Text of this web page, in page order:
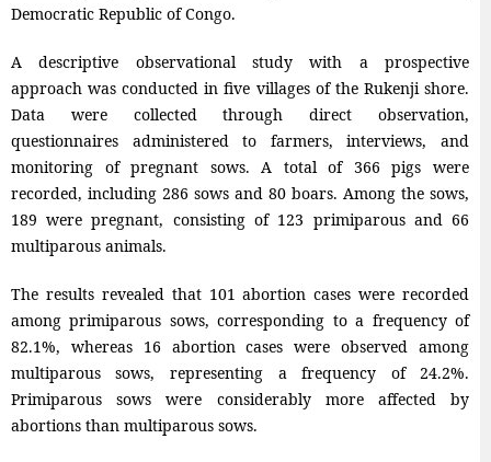
Democratic Republic of Congo.
A descriptive observational study with a prospective
approach was conducted in five villages of the Rukenji shore.
Data were collected through direct observation,
questionnaires administered to farmers, interviews, and
monitoring of pregnant sows. A total of 366 pigs were
recorded, including 286 sows and 80 boars. Among the sows,
189 were pregnant, consisting of 123 primiparous and 66
multiparous animals.
The results revealed that 101 abortion cases were recorded
among primiparous sows, corresponding to a frequency of
82.1%, whereas 16 abortion cases were observed among
multiparous sows, representing a frequency of 24.2%.
Primiparous sows were considerably more affected by
abortions than multiparous sows.